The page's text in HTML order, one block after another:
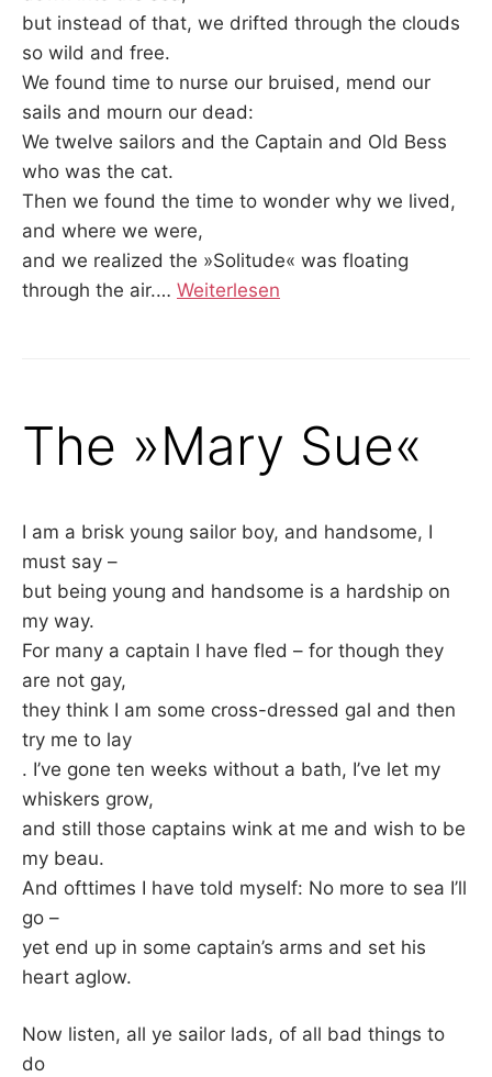
but instead of that, we drifted through the clouds
so wild and free.
We found time to nurse our bruised, mend our
sails and mourn our dead:
We twelve sailors and the Captain and Old Bess
who was the cat.
Then we found the time to wonder why we lived,
and where we were,
and we realized the »Solitude« was floating
through the air.… Weiterlesen
The »Mary Sue«
I am a brisk young sailor boy, and handsome, I
must say –
but being young and handsome is a hardship on
my way.
For many a captain I have fled – for though they
are not gay,
they think I am some cross-dressed gal and then
try me to lay
. I’ve gone ten weeks without a bath, I’ve let my
whiskers grow,
and still those captains wink at me and wish to be
my beau.
And ofttimes I have told myself: No more to sea I’ll
go –
yet end up in some captain’s arms and set his
heart aglow.
Now listen, all ye sailor lads, of all bad things to
do